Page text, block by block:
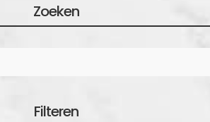
Zoeken
Filteren